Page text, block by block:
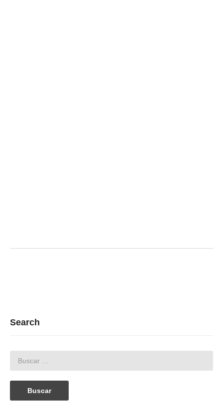
Search